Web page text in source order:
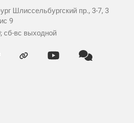
Шлиссельбургский пр., 3-7, 3
9
сб-вс выходной